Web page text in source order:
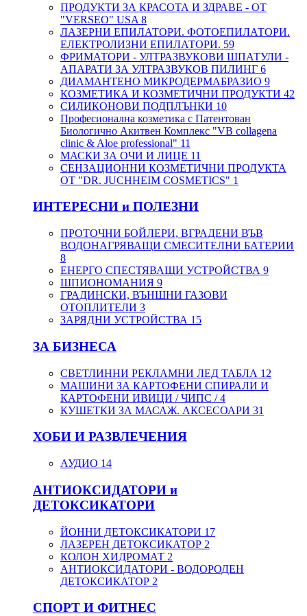
ПРОДУКТИ ЗА КРАСОТА И ЗДРАВЕ - ОТ
"VERSEO" USA 8
ЛАЗЕРНИ ЕПИЛАТОРИ. ФОТОЕПИЛАТОРИ.
ЕЛЕКТРОЛИЗНИ ЕПИЛАТОРИ. 59
ФРИМАТОРИ - УЛТРАЗВУКОВИ ШПАТУЛИ -
АПАРАТИ ЗА УЛТРАЗВУКОВ ПИЛИНГ 6
ДИАМАНТЕНО МИКРОДЕРМАБРАЗИО 9
КОЗМЕТИКА И КОЗМЕТИЧНИ ПРОДУКТИ 42
СИЛИКОНОВИ ПОДПЛЪНКИ 10
Професионална козметика с Патентован
Биологично Акитвен Комплекс "VB collagena
clinic & Aloe professional" 11
МАСКИ ЗА ОЧИ И ЛИЦЕ 11
СЕНЗАЦИОННИ КОЗМЕТИЧНИ ПРОДУКТА
ОТ "DR. JUCHHEIM COSMETICS" 1
ИНТЕРЕСНИ и ПОЛЕЗНИ
ПРОТОЧНИ БОЙЛЕРИ, ВГРАДЕНИ ВЪВ
ВОДОНАГРЯВАЩИ СМЕСИТЕЛНИ БАТЕРИИ
8
ЕНЕРГО СПЕСТЯВАЩИ УСТРОЙСТВА 9
ШПИОНОМАНИЯ 9
ГРАДИНСКИ, ВЪНШНИ ГАЗОВИ
ОТОПЛИТЕЛИ 3
ЗАРЯДНИ УСТРОЙСТВА 15
ЗА БИЗНЕСА
СВЕТЛИННИ РЕКЛАМНИ ЛЕД ТАБЛА 12
МАШИНИ ЗА КАРТОФЕНИ СПИРАЛИ И
КАРТОФЕНИ ИВИЦИ / ЧИПС /4
КУШЕТКИ ЗА МАСАЖ. АКСЕСОАРИ 31
ХОБИ И РАЗВЛЕЧЕНИЯ
АУДИО 14
АНТИОКСИДАТОРИ и
ДЕТОКСИКАТОРИ
ЙОННИ ДЕТОКСИКАТОРИ 17
ЛАЗЕРЕН ДЕТОКСИКАТОР 2
КОЛОН ХИДРОМАТ 2
АНТИОКСИДАТОРИ - ВОДОРОДЕН
ДЕТОКСИКАТОР 2
СПОРТ И ФИТНЕС